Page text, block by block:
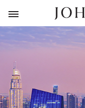
RITORNO